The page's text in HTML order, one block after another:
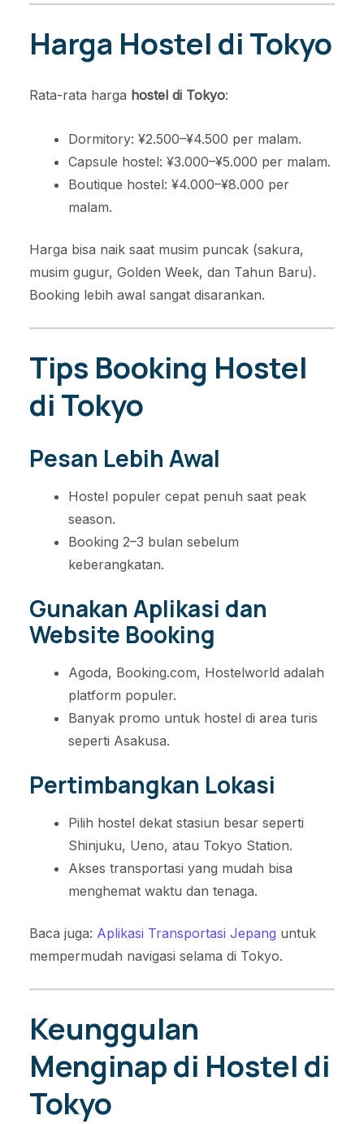
Harga Hostel di Tokyo
Rata-rata harga hostel di Tokyo:
Dormitory: ¥2.500–¥4.500 per malam.
Capsule hostel: ¥3.000–¥5.000 per malam.
Boutique hostel: ¥4.000–¥8.000 per
malam.
Harga bisa naik saat musim puncak (sakura,
musim gugur, Golden Week, dan Tahun Baru).
Booking lebih awal sangat disarankan.
Tips Booking Hostel
di Tokyo
Pesan Lebih Awal
Hostel populer cepat penuh saat peak
season.
Booking 2–3 bulan sebelum
keberangkatan.
Gunakan Aplikasi dan
Website Booking
Agoda, Booking.com, Hostelworld adalah
platform populer.
Banyak promo untuk hostel di area turis
seperti Asakusa.
Pertimbangkan Lokasi
Pilih hostel dekat stasiun besar seperti
Shinjuku, Ueno, atau Tokyo Station.
Akses transportasi yang mudah bisa
menghemat waktu dan tenaga.
Baca juga: Aplikasi Transportasi Jepang untuk
mempermudah navigasi selama di Tokyo.
Keunggulan
Menginap di Hostel di
Tokyo